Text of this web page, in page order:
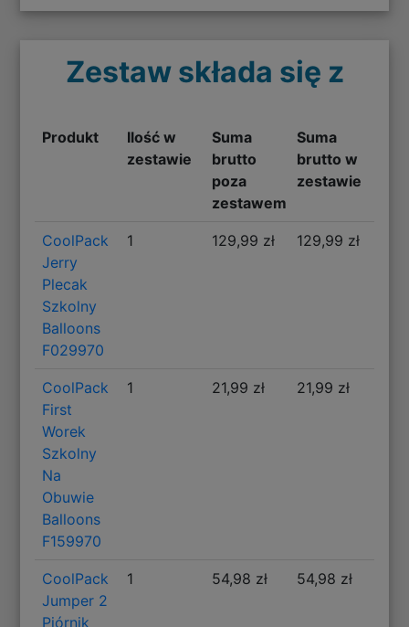
Zestaw składa się z
Produkt
Ilość w
zestawie
Suma
brutto
poza
zestawem
Suma
brutto w
zestawie
CoolPack
Jerry
Plecak
Szkolny
Balloons
F029970
1 129,99 zł 129,99 zł
CoolPack
First
Worek
Szkolny
Na
Obuwie
Balloons
F159970
1 21,99 zł 21,99 zł
CoolPack
Jumper 2
Piórnik
1 54,98 zł 54,98 zł